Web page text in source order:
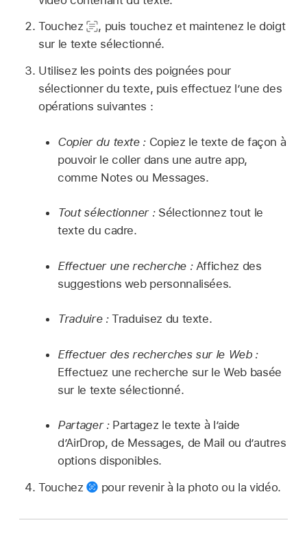
Touchez
, puis touchez et maintenez le doigt
sur le texte sélectionné.
Utilisez les points des poignées pour
sélectionner du texte, puis effectuez l’une des
opérations suivantes :
Copier du texte : Copiez le texte de façon à
pouvoir le coller dans une autre app,
comme Notes ou Messages.
Tout sélectionner : Sélectionnez tout le
texte du cadre.
Effectuer une recherche : Affichez des
suggestions web personnalisées.
Traduire :Traduisez du texte.
Effectuer des recherches sur le Web :
Effectuez une recherche sur le Web basée
sur le texte sélectionné.
Partager : Partagez le texte à l’aide
d’AirDrop, de Messages, de Mail ou d’autres
options disponibles.
Touchez
pour revenir à la photo ou la vidéo.